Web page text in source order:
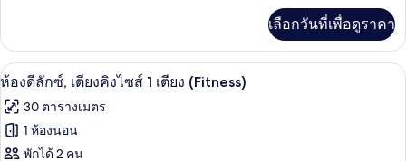
เตียง
คิง
ไซส์
1
เตียง
เกี่ยว
กับ
ห้อง
เซก
คิว
เลือกวันที่เพื่อดูราคา
เปิด
ภาพถ่าย
ทั้งหมด
ของ
ห้องดีลักซ์, เตียงคิงไซส์ 1 เตียง
5
ห้องดีลักซ์, เตียงคิงไซส์ 1 เตียง (Fitness)
30 ตารางเมตร
1 ห้องนอน
พักได้ 2 คน